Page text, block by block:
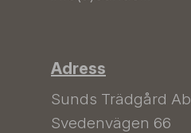
Adress
Sunds Trädgård Ab
Svedenvägen 66